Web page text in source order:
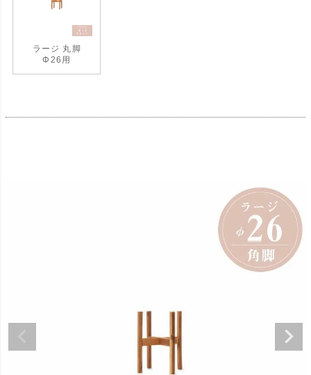
ラージ 丸脚
Φ26用